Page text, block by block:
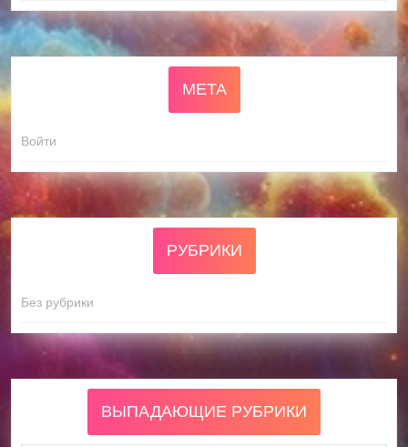
МЕТА
Войти
РУБРИКИ
Без рубрики
ВЫПАДАЮЩИЕ РУБРИКИ